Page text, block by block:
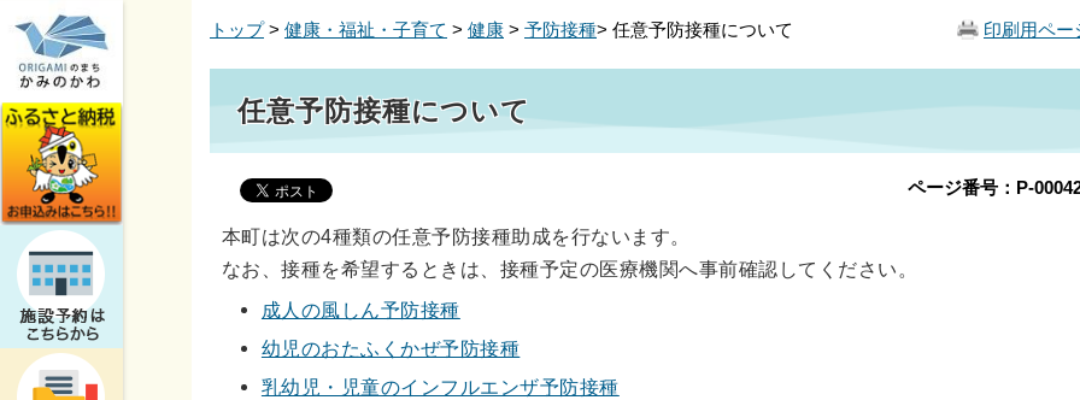
印刷用ペー
トップ> 健康・福祉・子育て > 健康 > 予防接種> 任意予防接種について
任意予防接種について
ページ番号：P-
本町は次の4種類の任意予防接種助成を行ないます。
なお、接種を希望するときは、接種予定の医療機関へ事前確認してください。
成人の風しん予防接種
幼児のおたふくかぜ予防接種
乳幼児・児童のインフルエンザ予防接種